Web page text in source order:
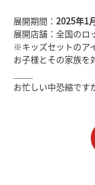
展開期間：2025年1
展開店舗：全国のロ
※キッズセットのア
お子様とその家族を
お忙しい中恐縮です